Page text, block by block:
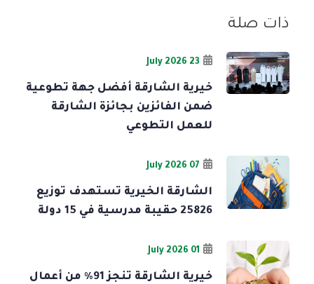
ذات صلة
23 July 2026
خيرية الشارقة أفضل جهة تطوعية
ضمن الفائزين بجائزة الشارقة
للعمل التطوعي
07 July 2026
الشارقة الخيرية تستهدف توزيع
25826 حقيبة مدرسية في 15 دولة
01 July 2026
خيرية الشارقة تنجز 91% من أعمال